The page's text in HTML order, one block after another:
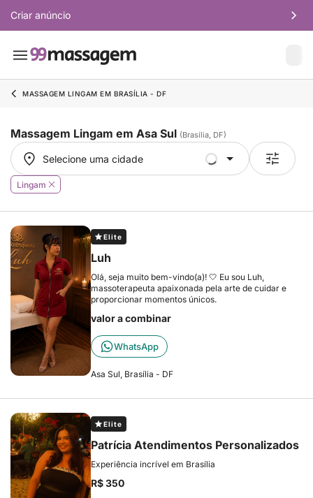
Criar anúncio
MASSAGEM LINGAM EM BRASÍLIA - DF
Massagem Lingam em Asa Sul (Brasília, DF)
Selecione uma cidade
Selecione uma cidade
Lingam
Elite
Luh
Olá, seja muito bem-vindo(a)! 🤍 Eu sou Luh,
massoterapeuta apaixonada pela arte de cuidar e
proporcionar momentos únicos.
valor a combinar
WhatsApp
Asa Sul, Brasília - DF
Elite
Patrícia Atendimentos Personalizados
Experiência incrível em Brasília
R$ 350